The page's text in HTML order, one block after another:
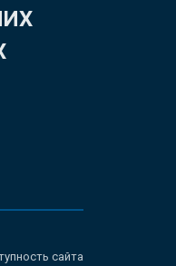
сайта